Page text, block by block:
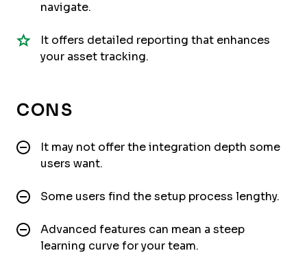
navigate.
It offers detailed reporting that enhances
your asset tracking.
CONS
It may not offer the integration depth some
users want.
Some users find the setup process lengthy.
Advanced features can mean a steep
learning curve for your team.